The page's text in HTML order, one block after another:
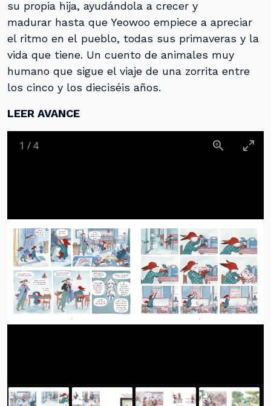
su propia hija, ayudándola a crecer y
madurar hasta que Yeowoo empiece a apreciar
el ritmo en el pueblo, todas sus primaveras y la
vida que tiene. Un cuento de animales muy
humano que sigue el viaje de una zorrita entre
los cinco y los dieciséis años.
LEER AVANCE
1 /4